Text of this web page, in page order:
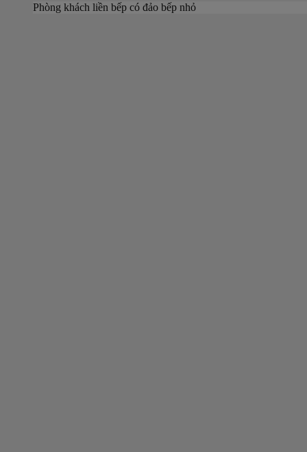
Phòng khách liền bếp có đảo bếp nhỏ